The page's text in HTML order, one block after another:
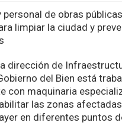
pone
en
marcha
rehabilitación
emergente
de
vialidades,
canales
y
colonias
personal de obras
limpiar la ciudad y
dirección de
del Bien está
con maquinaria
las zonas
en diferentes puntos